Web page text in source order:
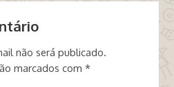
não será publicado.
marcados com *